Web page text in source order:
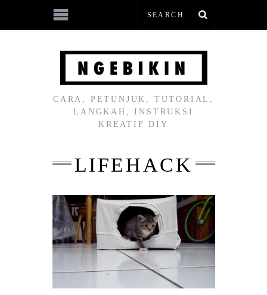
CARA, PETUNJUK, TUTORIAL,
LANGKAH, INSTRUKSI
KREATIF DIY
LIFEHACK